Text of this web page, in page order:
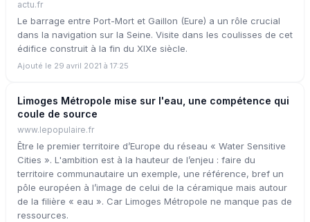
actu.fr
Le barrage entre Port-Mort et Gaillon (Eure) a un rôle crucial
dans la navigation sur la Seine. Visite dans les coulisses de cet
édifice construit à la fin du XIXe siècle.
Ajouté le 29 avril 2021 à 17:25
Limoges Métropole mise sur l'eau, une compétence qui
coule de source
www.lepopulaire.fr
Être le premier territoire d’Europe du réseau « Water Sensitive
Cities ». L'ambition est à la hauteur de l’enjeu : faire du
territoire communautaire un exemple, une référence, bref un
pôle européen à l’image de celui de la céramique mais autour
de la filière « eau ». Car Limoges Métropole ne manque pas de
ressources.